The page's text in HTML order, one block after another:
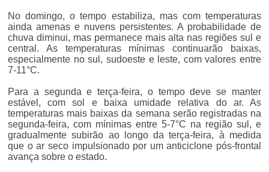
No domingo, o tempo estabiliza, mas com temperaturas
ainda amenas e nuvens persistentes. A probabilidade de
chuva diminui, mas permanece mais alta nas regiões sul e
central. As temperaturas mínimas continuarão baixas,
especialmente no sul, sudoeste e leste, com valores entre
7-11°C.
Para a segunda e terça-feira, o tempo deve se manter
estável, com sol e baixa umidade relativa do ar. As
temperaturas mais baixas da semana serão registradas na
segunda-feira, com mínimas entre 5-7°C na região sul, e
gradualmente subirão ao longo da terça-feira, à medida
que o ar seco impulsionado por um anticiclone pós-frontal
avança sobre o estado.